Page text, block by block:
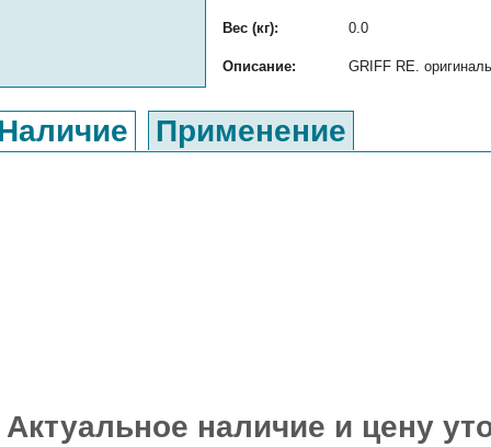
Вес (кг): 0.0
Описание: GRIFF RE.
Применение
Актуальное наличие и цену